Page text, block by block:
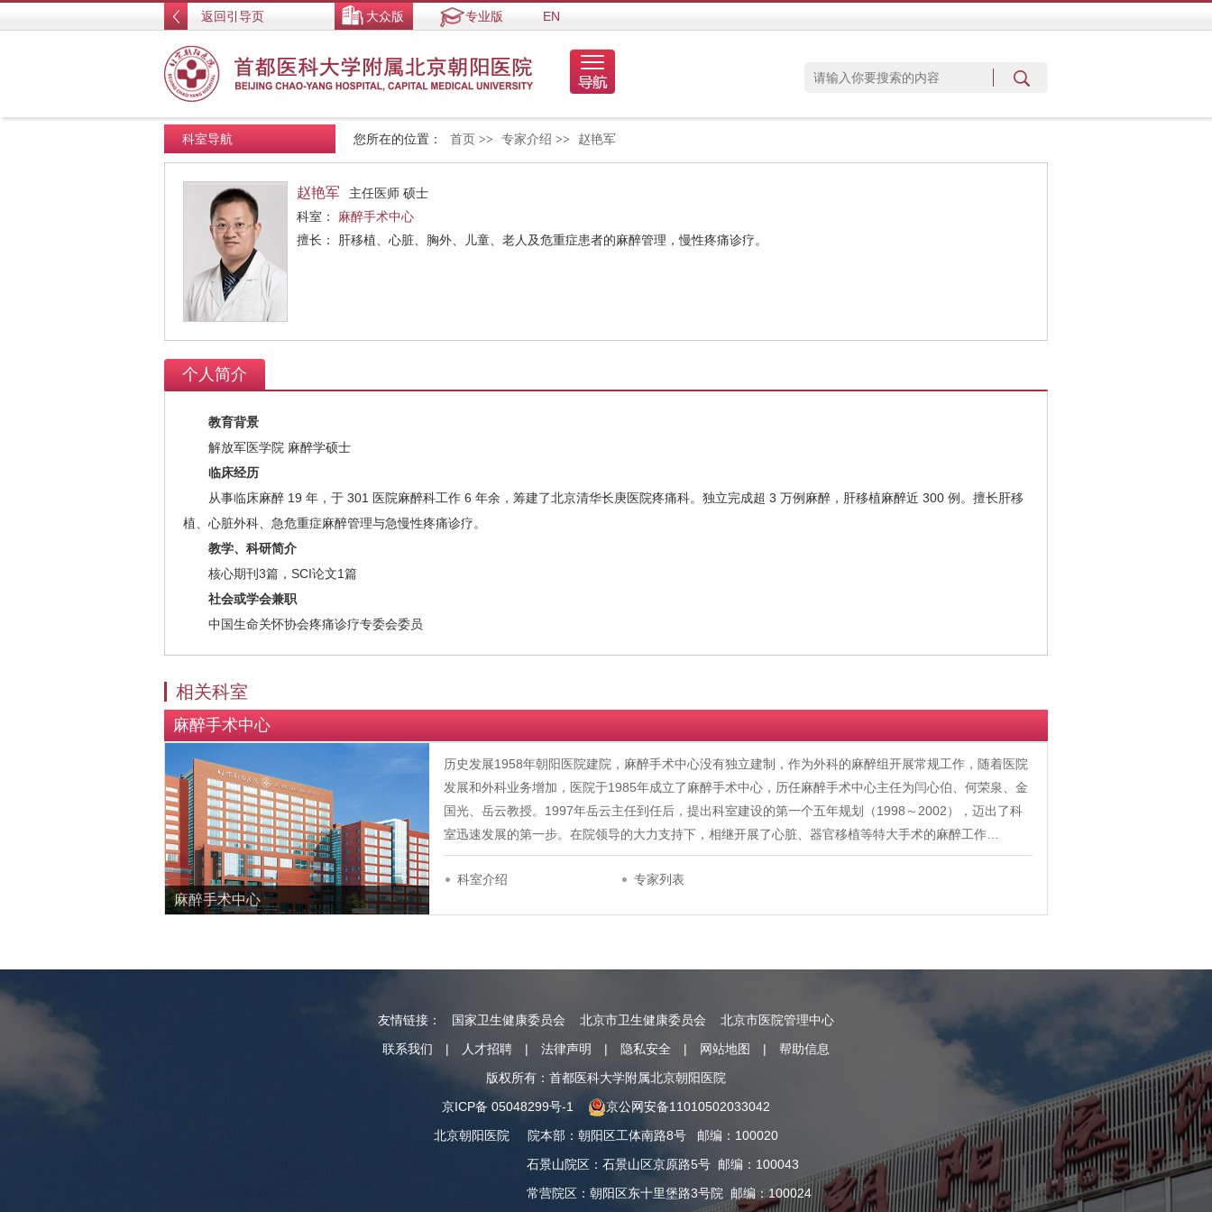
返回引导页 大众版 专业版 EN
您所在的位置： 首页 >> 专家介绍 >> 赵艳军
科室导航
赵艳军
主任医师 硕士
科室： 麻醉手术中心
擅长： 肝移植、心脏、胸外、儿童、老人及危重症患者的麻醉管理，慢性疼痛诊疗。
个人简介
教育背景
解放军医学院 麻醉学硕士
临床经历
从事临床麻醉 19 年，于 301 医院麻醉科工作 6 年余，筹建了北京清华长庚医院疼痛科。独立完成超 3 万例麻醉，肝移植麻醉近 300 例。擅长肝移
植、心脏外科、急危重症麻醉管理与急慢性疼痛诊疗。
教学、科研简介
核心期刊3篇，SCI论文1篇
社会或学会兼职
中国生命关怀协会疼痛诊疗专委会委员
相关科室
麻醉手术中心
麻醉手术中心
历史发展1958年朝阳医院建院，麻醉手术中心没有独立建制，作为外科的麻醉组开展常规工作，随着医院
发展和外科业务增加，医院于1985年成立了麻醉手术中心，历任麻醉手术中心主任为闫心伯、何荣泉、金
国光、岳云教授。1997年岳云主任到任后，提出科室建设的第一个五年规划（1998～2002），迈出了科
室迅速发展的第一步。在院领导的大力支持下，相继开展了心脏、器官移植等特大手术的麻醉工作…
科室介绍 专家列表
友情链接： 国家卫生健康委员会 北京市卫生健康委员会
北京市医院管理中心
联系我们
| 人才招聘 | 法律声明 | 隐私安全 | 网站地图 |
帮助信息
版权所有：首都医科大学附属北京朝阳医院
京ICP备 05048299号-1
京公网安备11010502033042
北京朝阳医院
院本部 ： 朝阳区工体南路8号 邮编：100020
石景山院区 ： 石景山区京原路5号 邮编：100043
常营院区 ： 朝阳区东十里堡路3号院 邮编：100024